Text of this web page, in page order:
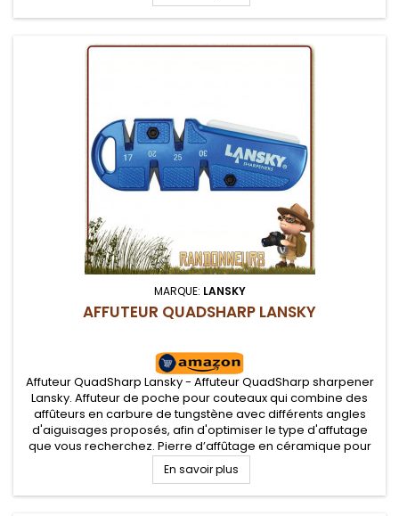
MARQUE: LANSKY
AFFUTEUR QUADSHARP LANSKY
Affuteur QuadSharp Lansky - Affuteur QuadSharp sharpener
Lansky. Affuteur de poche pour couteaux qui combine des
affûteurs en carbure de tungstène avec différents angles
d'aiguisages proposés, afin d'optimiser le type d'affutage
que vous recherchez. Pierre d’affûtage en céramique pour
lames dentées.
En savoir plus